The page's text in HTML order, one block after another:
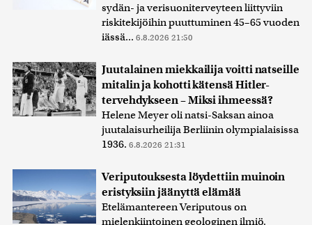
sydän- ja verisuoniterveyteen liittyviin
riskitekijöihin puuttuminen 45–65 vuoden
iässä... 6.8.2026 21:50
Juutalainen miekkailija voitti natseille
mitalin ja kohotti kätensä Hitler-
tervehdykseen – Miksi ihmeessä?
Helene Meyer oli natsi-Saksan ainoa
juutalaisurheilija Berliinin olympialaisissa
1936. 6.8.2026 21:31
Veriputouksesta löydettiin muinoin
eristyksiin jäänyttä elämää
Etelämantereen Veriputous on
mielenkiintoinen geologinen ilmiö.